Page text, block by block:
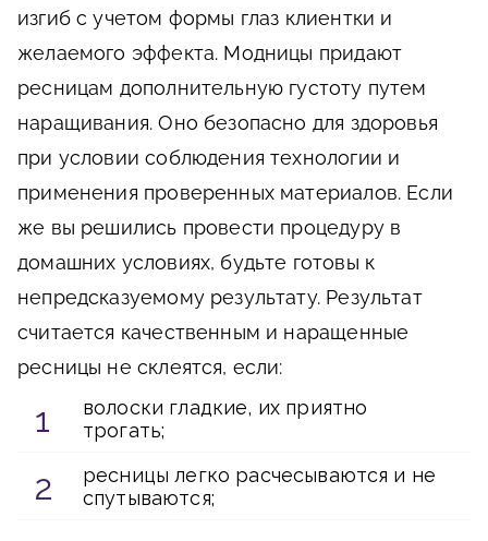
изгиб с учетом формы глаз клиентки и
желаемого эффекта. Модницы придают
ресницам дополнительную густоту путем
наращивания. Оно безопасно для здоровья
при условии соблюдения технологии и
применения проверенных материалов. Если
же вы решились провести процедуру в
домашних условиях, будьте готовы к
непредсказуемому результату. Результат
считается качественным и наращенные
ресницы не склеятся, если:
волоски гладкие, их приятно
трогать;
ресницы легко расчесываются и не
спутываются;